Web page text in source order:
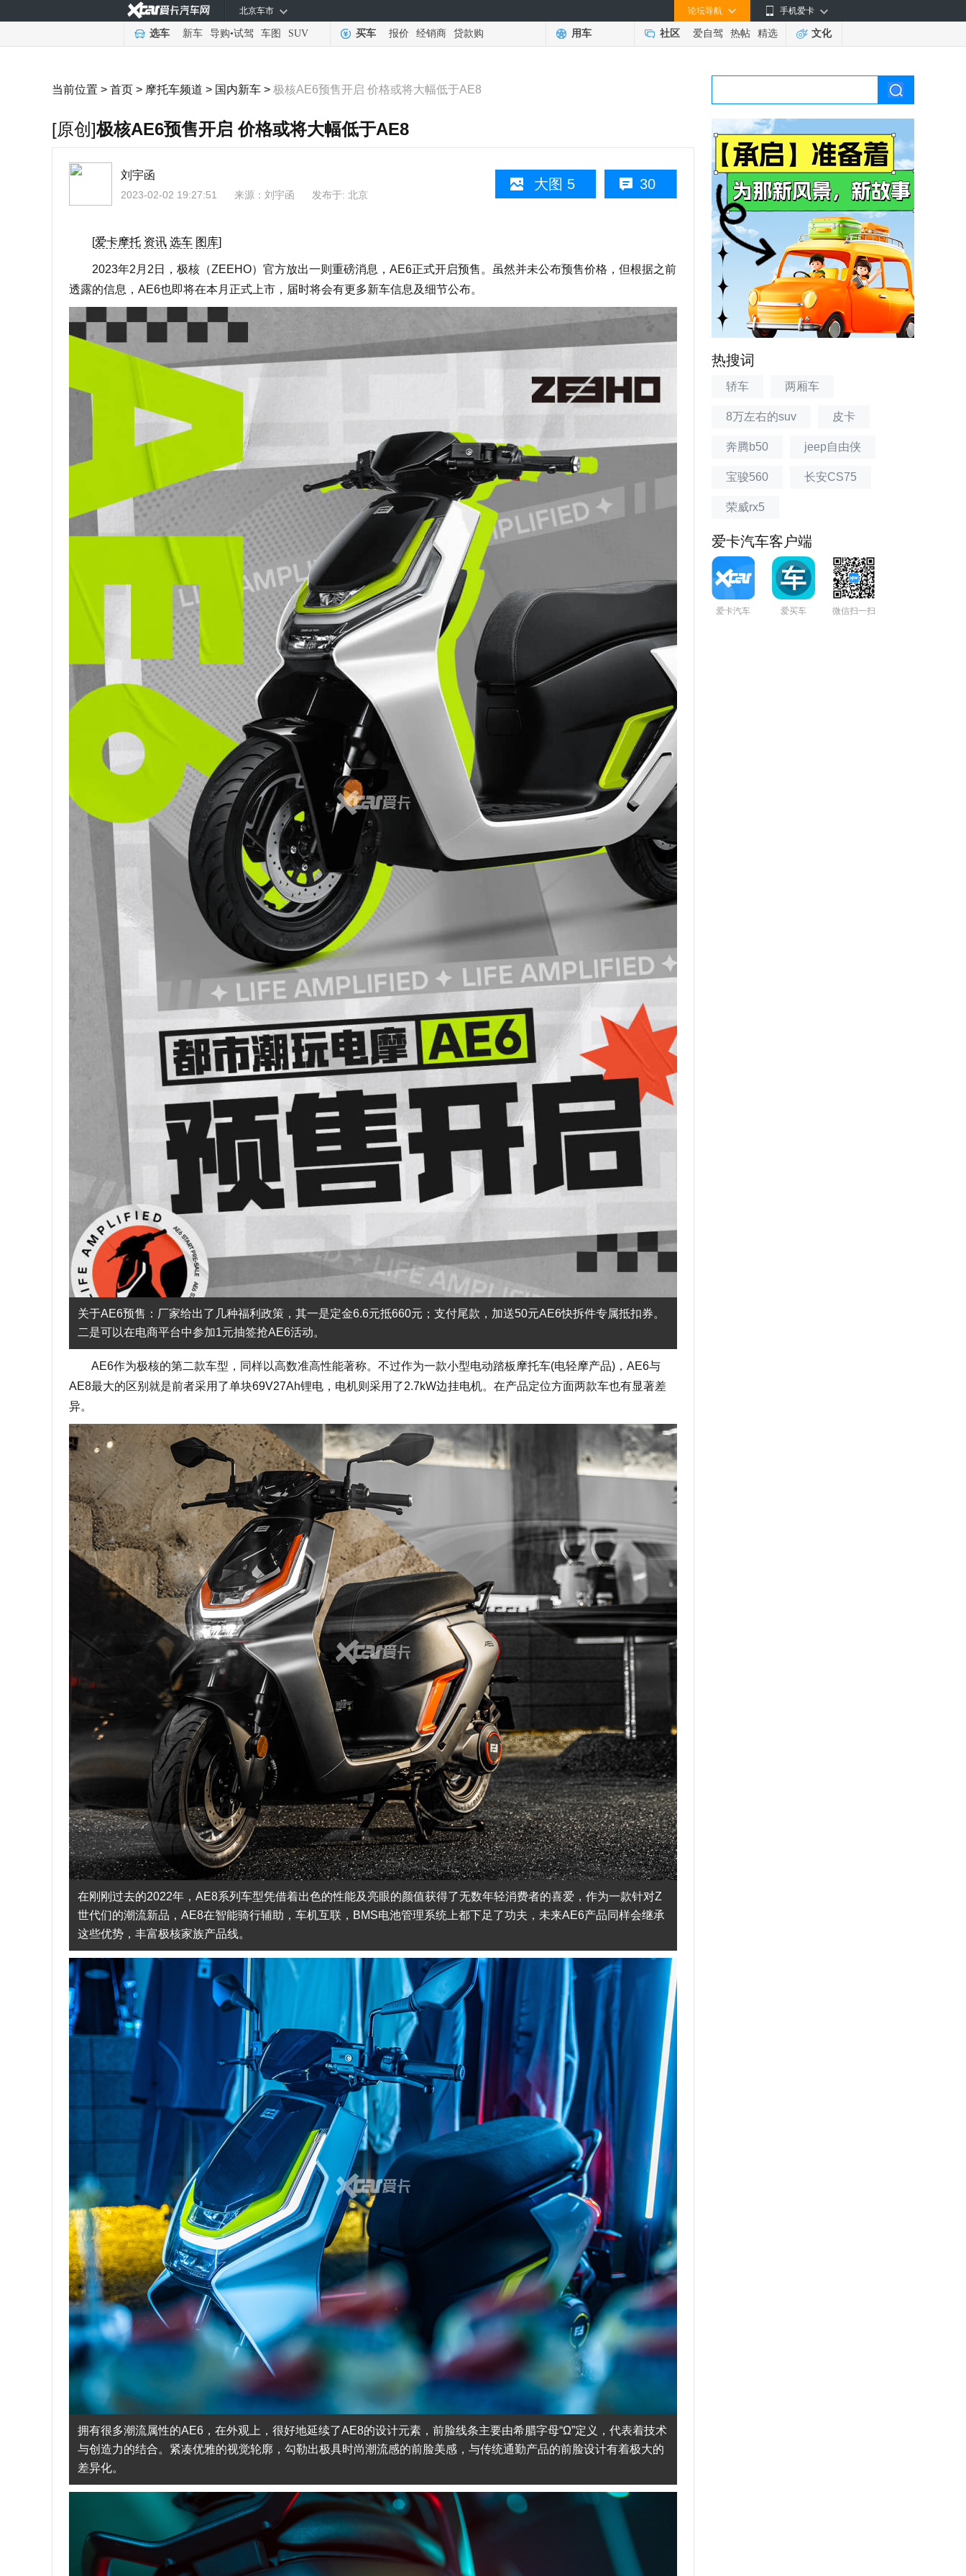
手机爱卡
论坛导航
北京车市
选车 新车 导购•试驾 车图 SUV 买车 报价 经销商 贷款购 用车 社区 爱自驾 热帖 精选 文化
当前位置 > 首页 > 摩托车频道 > 国内新车 > 极核AE6预售开启 价格或将大幅低于AE8
[原创]极核AE6预售开启 价格或将大幅低于AE8
30
大图 5
刘宇函
2023-02-02 19:27:51 来源： 刘宇函 发布于: 北京
[爱卡摩托 资讯 选车 图库]
2023年2月2日，极核（ZEEHO）官方放出一则重磅消息，AE6正式开启预售。虽然并未公布预售价格，但根据之前
透露的信息，AE6也即将在本月正式上市，届时将会有更多新车信息及细节公布。
关于AE6预售：厂家给出了几种福利政策，其一是定金6.6元抵660元；支付尾款，加送50元AE6快拆件专属抵扣券。
二是可以在电商平台中参加1元抽签抢AE6活动。
AE6作为极核的第二款车型，同样以高数准高性能著称。不过作为一款小型电动踏板摩托车(电轻摩产品)，AE6与
AE8最大的区别就是前者采用了单块69V27Ah锂电，电机则采用了2.7kW边挂电机。在产品定位方面两款车也有显著差
异。
在刚刚过去的2022年，AE8系列车型凭借着出色的性能及亮眼的颜值获得了无数年轻消费者的喜爱，作为一款针对Z
世代们的潮流新品，AE8在智能骑行辅助，车机互联，BMS电池管理系统上都下足了功夫，未来AE6产品同样会继承
这些优势，丰富极核家族产品线。
拥有很多潮流属性的AE6，在外观上，很好地延续了AE8的设计元素，前脸线条主要由希腊字母“Ω”定义，代表着技术
与创造力的结合。紧凑优雅的视觉轮廓，勾勒出极具时尚潮流感的前脸美感，与传统通勤产品的前脸设计有着极大的
差异化。
热搜词
轿车 两厢车
8万左右的suv 皮卡
奔腾b50 jeep自由侠
宝骏560 长安CS75
荣威rx5
爱卡汽车客户端
爱卡汽车 爱买车 微信扫一扫